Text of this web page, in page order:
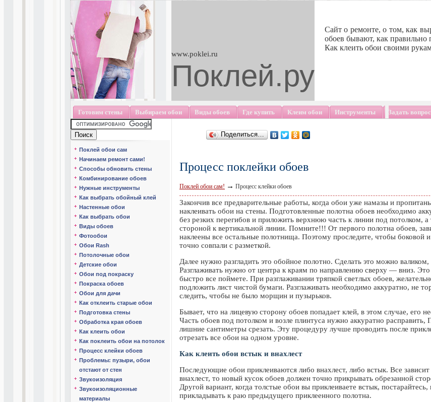
www.poklei.ru
Поклей.ру
Сайт о ремонте, о том, как
обоев бывают, как правильно
Как клеить обои своими
Готовим стены Выбираем обои Виды обоев Где купить Клеим обои Инструменты Задать
Поклей обои сам
Начинаем ремонт сами!
Способы обновить стены
Комбинирование обоев
Нужные инструменты
Как выбрать обойный клей
Настенные обои
Как выбрать обои
Виды обоев
Фотообои
Обои Rash
Потолочные обои
Детские обои
Обои под покраску
Покраска обоев
Обои для дачи
Как отклеить старые обои
Подготовка стены
Обработка края обоев
Как клеить обои
Как поклеить обои на потолок
Процесс клейки обоев
Проблемы: пузыри, обои
отстают от стен
Звукоизоляция
Звукоизоляционные
материалы
Поделиться…
Процесс поклейки обоев
Поклей обои сам! → Процесс клейки обоев
Закончив все предварительные работы, когда обои уже намазы и
наклеивать обои на стены. Подготовленные полотна обоев необходимо
без резких перегибов и приложить верхнюю часть к линии под потолком, а
стороной к вертикальной линии. Помните!!! От первого полотна обоев,
наклеены все остальные полотнища. Поэтому проследите, чтобы боковой
точно совпали с разметкой.
Далее нужно разгладить это обойное полотно. Сделать это можно
Разглаживать нужно от центра к краям по направлению сверху — вниз.
быстро все поймете. При разглаживании тряпкой светлых обоев,
подложить лист чистой бумаги. Разглаживать необходимо аккуратно, не
следить, чтобы не было морщин и пузырьков.
Бывает, что на лицевую сторону обоев попадает клей, в этом случае, его
Часть обоев под потолком и возле плинтуса нужно аккуратно
лишние сантиметры срезать. Эту процедуру лучше проводить после
отрезать все обои на одном уровне.
Как клеить обои встык и внахлест
Последующие обои приклеиваются либо внахлест, либо встык. Все
внахлест, то новый кусок обоев должен точно прикрывать обрезанной
Другой вариант, когда толстые обои вы приклеиваете встык,
прикладывать к раю предыдущего приклеенного полотна.